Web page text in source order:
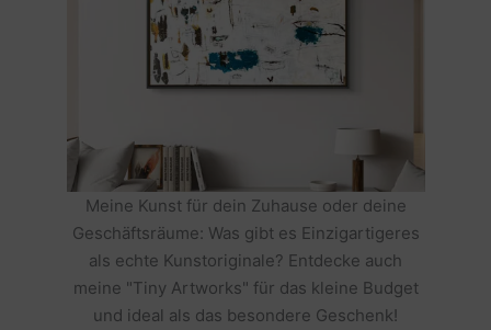
Meine Kunst für dein Zuhause oder deine
Geschäftsräume: Was gibt es Einzigartigeres
als echte Kunstoriginale? Entdecke auch
meine "Tiny Artworks" für das kleine Budget
und ideal als das besondere Geschenk!